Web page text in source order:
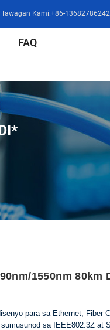
Tawagan Kami:+86-13682786242
FAQ
1550nm 80km
para sa Ethernet, Fiber
sa IEEE802.3Z at